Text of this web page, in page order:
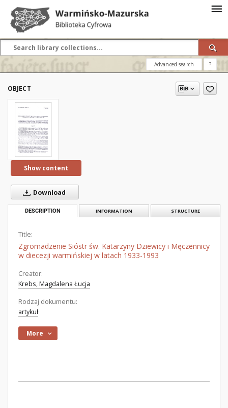
Advanced search ?
OBJECT
Show content
Download
DESCRIPTION INFORMATION STRUCTURE
Title:
Zgromadzenie Sióstr św. Katarzyny Dziewicy i Męczennicy
w diecezji warmińskiej w latach 1933-1993
Creator:
Krebs, Magdalena Łucja
Rodzaj dokumentu:
artykuł
More